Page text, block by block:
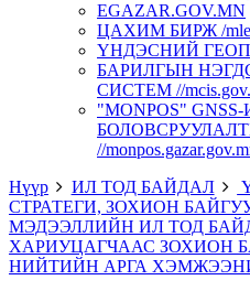
EGAZAR.GOV.MN
ЦАХИМ БИРЖ /
ҮНДЭСНИЙ
БАРИЛГЫН
СИСТЕМ //
"MONPOS"
//
Нүүр
ИЛ ТОД БАЙДАЛ
СТРАТЕГИ, ЗОХИОН
МЭДЭЭЛЛИЙН ИЛ ТОД
ХАРИУЦАГЧААС ЗОХИОН
НИЙТИЙН АРГА